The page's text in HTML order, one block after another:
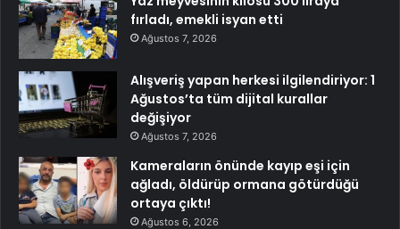
fırladı, emekli isyan etti
Ağustos 7, 2026
Alışveriş yapan herkesi ilgilendiriyor: 1
Ağustos’ta tüm dijital kurallar
değişiyor
Ağustos 7, 2026
Kameraların önünde kayıp eşi için
ağladı, öldürüp ormana götürdüğü
ortaya çıktı!
Ağustos 6, 2026